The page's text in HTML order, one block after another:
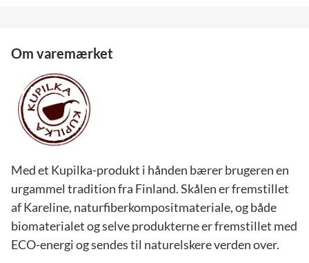
Om varemærket
Med et Kupilka-produkt i hånden bærer brugeren en
urgammel tradition fra Finland. Skålen er fremstillet
af Kareline, naturfiberkompositmateriale, og både
biomaterialet og selve produkterne er fremstillet med
ECO-energi og sendes til naturelskere verden over.